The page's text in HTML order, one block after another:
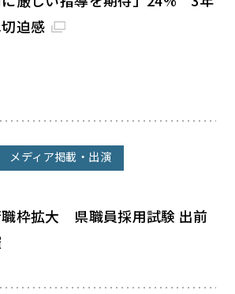
迫感
メディア掲載・出演
枠拡大 県職員採用試験 出前